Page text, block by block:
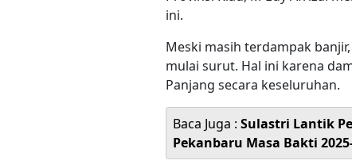
ini.
Meski masih terdampak
mulai surut. Hal ini karena
Panjang secara keseluruhan.
Baca Juga : Sulastri Lantik
Pekanbaru Masa Bakti